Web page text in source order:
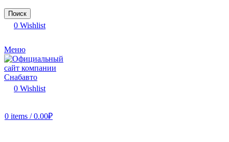
Поиск
0 Wishlist
Меню
0 Wishlist
0 items / 0.00₽